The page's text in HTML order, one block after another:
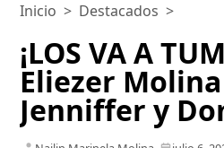
Inicio > Destacados >
¡LOS VA A
Eliezer
Jenniffer y